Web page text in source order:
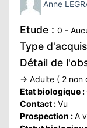
Anne
Etude : 0 -
Type
Détail de
→ Adulte ( 2 non
Etat biologique :
Contact :Vu
Prospection :A